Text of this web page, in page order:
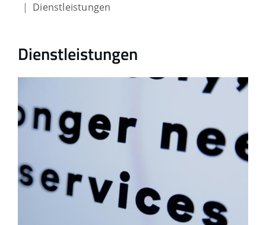
Dienstleistungen
Dienstleistungen